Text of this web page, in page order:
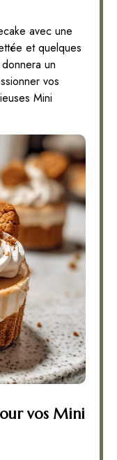
avec une
et quelques
un
vos
Mini
vos Mini